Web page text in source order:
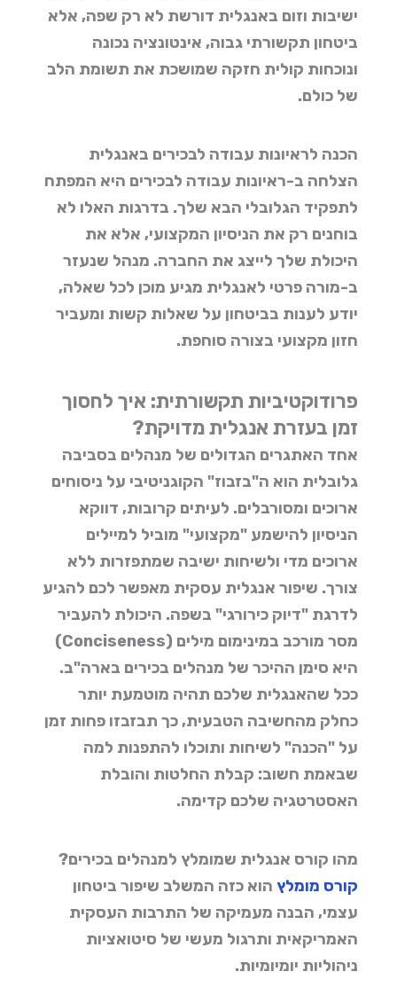
ישיבות וזום באנגלית דורשת לא רק שפה, אלא
ביטחון תקשורתי גבוה, אינטונציה נכונה
ונוכחות קולית חזקה שמושכת את תשומת הלב
של כולם.
הכנה לראיונות עבודה לבכירים באנגלית
הצלחה ב-ראיונות עבודה לבכירים היא המפתח
לתפקיד הגלובלי הבא שלך. בדרגות האלו לא
בוחנים רק את הניסיון המקצועי, אלא את
היכולת שלך לייצג את החברה. מנהל שנעזר
ב-מורה פרטי לאנגלית מגיע מוכן לכל שאלה,
יודע לענות בביטחון על שאלות קשות ומעביר
חזון מקצועי בצורה סוחפת.
פרודוקטיביות תקשורתית: איך לחסוך
זמן בעזרת אנגלית מדויקת?
אחד האתגרים הגדולים של מנהלים בסביבה
גלובלית הוא ה"בזבוז" הקוגניטיבי על ניסוחים
ארוכים ומסורבלים. לעיתים קרובות, דווקא
הניסיון להישמע "מקצועי" מוביל למיילים
ארוכים מדי ולשיחות ישיבה שמתפזרות ללא
צורך. שיפור אנגלית עסקית מאפשר לכם להגיע
לדרגת "דיוק כירורגי" בשפה. היכולת להעביר
מסר מורכב במינימום מילים (Conciseness)
היא סימן ההיכר של מנהלים בכירים בארה"ב.
ככל שהאנגלית שלכם תהיה מוטמעת יותר
כחלק מהחשיבה הטבעית, כך תבזבזו פחות זמן
על "הכנה" לשיחות ותוכלו להתפנות למה
שבאמת חשוב: קבלת החלטות והובלת
האסטרטגיה שלכם קדימה.
מהו קורס אנגלית שמומלץ למנהלים בכירים?
קורס מומלץ הוא כזה המשלב שיפור ביטחון
עצמי, הבנה מעמיקה של התרבות העסקית
האמריקאית ותרגול מעשי של סיטואציות
ניהוליות יומיומיות.